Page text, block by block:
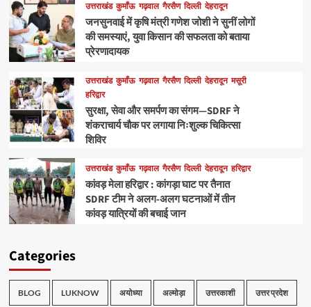
उत्तराखंड कुमाँऊ गढ़वाल गैरसैण दिल्ली देहरादून
जनसुनवाई में कृषि मंत्री गणेश जोशी ने सुनीं लोगों
की समस्याएं, युवा किसान की सफलता को बताया
प्रेरणादायक
उत्तराखंड कुमाँऊ गढ़वाल गैरसैण दिल्ली देहरादून मसूरी
हरिद्वार
सुरक्षा, सेवा और समर्पण का संगम—SDRF ने
शंकराचार्य चौक पर लगाया निःशुल्क चिकित्सा
शिविर
उत्तराखंड कुमाँऊ गढ़वाल गैरसैण दिल्ली देहरादून हरिद्वार
कांवड़ मेला हरिद्वार : कांगड़ा घाट पर तैनात
SDRF टीम ने अलग-अलग घटनाओं में तीन
कांवड़ यात्रियों की बचाई जान
Categories
BLOG LUKNOW अयोध्या अल्मोड़ा उत्तरकाशी उत्तर प्रदेश